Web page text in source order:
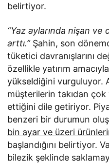
belirtiyor.
“Yaz aylarında nişan
arttı.”Şahin, son
tüketici davranışlarını
özellikle yatırım
yükseldiğini vurguluyor.
müşterilerin takıdan çok
ettiğini dile getiriyor.
benzeri bir durumun
bin ayar ve üzeri
başlandığını belirtiyor.
bilezik şeklinde